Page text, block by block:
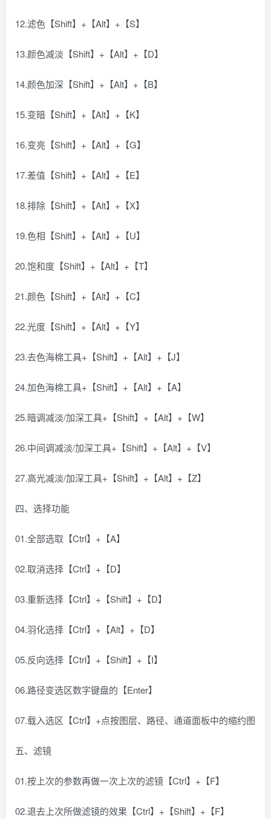
12.滤色【Shift】+【Alt】+【S】
13.颜色减淡【Shift】+【Alt】+【D】
14.颜色加深【Shift】+【Alt】+【B】
15.变暗【Shift】+【Alt】+【K】
16.变亮【Shift】+【Alt】+【G】
17.差值【Shift】+【Alt】+【E】
18.排除【Shift】+【Alt】+【X】
19.色相【Shift】+【Alt】+【U】
20.饱和度【Shift】+【Alt】+【T】
21.颜色【Shift】+【Alt】+【C】
22.光度【Shift】+【Alt】+【Y】
23.去色海棉工具+【Shift】+【Alt】+【J】
24.加色海棉工具+【Shift】+【Alt】+【A】
25.暗调减淡/加深工具+【Shift】+【Alt】+【W】
26.中间调减淡/加深工具+【Shift】+【Alt】+【V】
27.高光减淡/加深工具+【Shift】+【Alt】+【Z】
四、选择功能
01.全部选取【Ctrl】+【A】
02.取消选择【Ctrl】+【D】
03.重新选择【Ctrl】+【Shift】+【D】
04.羽化选择【Ctrl】+【Alt】+【D】
05.反向选择【Ctrl】+【Shift】+【I】
06.路径变选区数字键盘的【Enter】
07.载入选区【Ctrl】+点按图层、路径、通道面板中的缩约图
五、滤镜
01.按上次的参数再做一次上次的滤镜【Ctrl】+【F】
02.退去上次所做滤镜的效果【Ctrl】+【Shift】+【F】